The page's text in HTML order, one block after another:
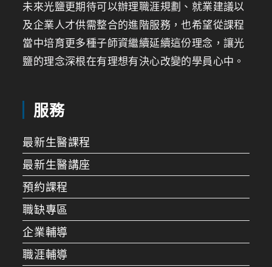
未來光鹽更期待可以辦理職涯規劃、就業建議以
及企業人才供需整合的進階服務，也希望從課程
當中培育更多種子師資繼續延續這份理念，讓光
鹽的理念深根在有理想有決心改變的學員心中。
服務
最新生醫課程
最新生醫講座
預約課程
職缺專區
企業輔導
職涯輔導